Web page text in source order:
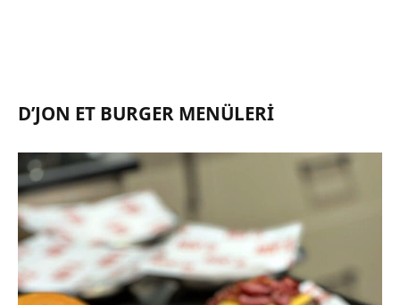
D’JON ET BURGER MENÜLERI